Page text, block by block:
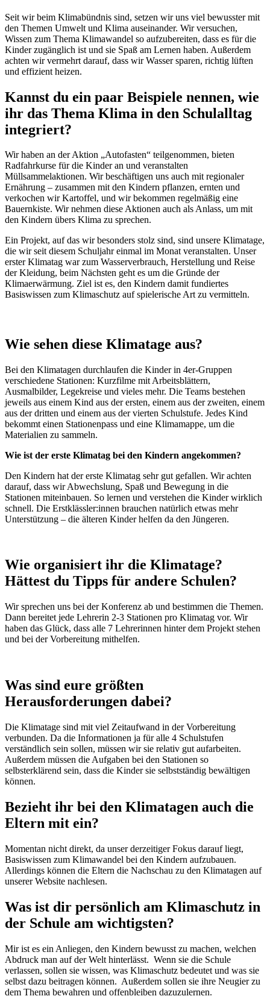
Seit wir beim Klimabündnis sind, setzen wir uns viel bewusster mit
den Themen Umwelt und Klima auseinander. Wir versuchen,
Wissen zum Thema Klimawandel so aufzubereiten, dass es für die
Kinder zugänglich ist und sie Spaß am Lernen haben. Außerdem
achten wir vermehrt darauf, dass wir Wasser sparen, richtig lüften
und effizient heizen.
Kannst du ein paar Beispiele nennen, wie
ihr das Thema Klima in den Schulalltag
integriert?
Wir haben an der Aktion „Autofasten“ teilgenommen, bieten
Radfahrkurse für die Kinder an und veranstalten
Müllsammelaktionen. Wir beschäftigen uns auch mit regionaler
Ernährung – zusammen mit den Kindern pflanzen, ernten und
verkochen wir Kartoffel, und wir bekommen regelmäßig eine
Bauernkiste. Wir nehmen diese Aktionen auch als Anlass, um mit
den Kindern übers Klima zu sprechen.
Ein Projekt, auf das wir besonders stolz sind, sind unsere Klimatage,
die wir seit diesem Schuljahr einmal im Monat veranstalten. Unser
erster Klimatag war zum Wasserverbrauch, Herstellung und Reise
der Kleidung, beim Nächsten geht es um die Gründe der
Klimaerwärmung. Ziel ist es, den Kindern damit fundiertes
Basiswissen zum Klimaschutz auf spielerische Art zu vermitteln.
Wie sehen diese Klimatage aus?
Bei den Klimatagen durchlaufen die Kinder in 4er-Gruppen
verschiedene Stationen: Kurzfilme mit Arbeitsblättern,
Ausmalbilder, Legekreise und vieles mehr. Die Teams bestehen
jeweils aus einem Kind aus der ersten, einem aus der zweiten, einem
aus der dritten und einem aus der vierten Schulstufe. Jedes Kind
bekommt einen Stationenpass und eine Klimamappe, um die
Materialien zu sammeln.
Wie ist der erste Klimatag bei den Kindern angekommen?
Den Kindern hat der erste Klimatag sehr gut gefallen. Wir achten
darauf, dass wir Abwechslung, Spaß und Bewegung in die
Stationen miteinbauen. So lernen und verstehen die Kinder wirklich
schnell. Die Erstklässler:innen brauchen natürlich etwas mehr
Unterstützung – die älteren Kinder helfen da den Jüngeren.
Wie organisiert ihr die Klimatage?
Hättest du Tipps für andere Schulen?
Wir sprechen uns bei der Konferenz ab und bestimmen die Themen.
Dann bereitet jede Lehrerin 2-3 Stationen pro Klimatag vor. Wir
haben das Glück, dass alle 7 Lehrerinnen hinter dem Projekt stehen
und bei der Vorbereitung mithelfen.
Was sind eure größten
Herausforderungen dabei?
Die Klimatage sind mit viel Zeitaufwand in der Vorbereitung
verbunden. Da die Informationen ja für alle 4 Schulstufen
verständlich sein sollen, müssen wir sie relativ gut aufarbeiten.
Außerdem müssen die Aufgaben bei den Stationen so
selbsterklärend sein, dass die Kinder sie selbstständig bewältigen
können.
Bezieht ihr bei den Klimatagen auch die
Eltern mit ein?
Momentan nicht direkt, da unser derzeitiger Fokus darauf liegt,
Basiswissen zum Klimawandel bei den Kindern aufzubauen.
Allerdings können die Eltern die Nachschau zu den Klimatagen auf
unserer Website nachlesen.
Was ist dir persönlich am Klimaschutz in
der Schule am wichtigsten?
Mir ist es ein Anliegen, den Kindern bewusst zu machen, welchen
Abdruck man auf der Welt hinterlässt. Wenn sie die Schule
verlassen, sollen sie wissen, was Klimaschutz bedeutet und was sie
selbst dazu beitragen können. Außerdem sollen sie ihre Neugier zu
dem Thema bewahren und offenbleiben dazuzulernen.